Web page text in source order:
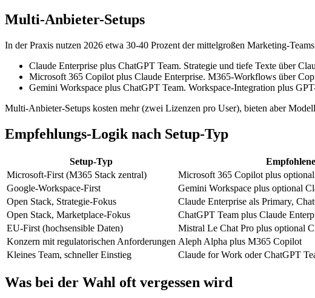
Multi-Anbieter-Setups
In der Praxis nutzen 2026 etwa 30-40 Prozent der mittelgroßen Marketing-
Claude Enterprise plus ChatGPT Team. Strategie und tiefe Texte über
Microsoft 365 Copilot plus Claude Enterprise. M365-Workflows über
Gemini Workspace plus ChatGPT Team. Workspace-Integration plus
Multi-Anbieter-Setups kosten mehr (zwei Lizenzen pro User), bieten aber
Empfehlungs-Logik nach Setup-Typ
Setup-Typ
Microsoft-First (M365 Stack zentral)
Microsoft 365 Copilot plus
Google-Workspace-First
Gemini Workspace plus optional
Open Stack, Strategie-Fokus
Claude Enterprise als Primary,
Open Stack, Marketplace-Fokus
ChatGPT Team plus Claude
EU-First (hochsensible Daten)
Mistral Le Chat Pro plus optional
Konzern mit regulatorischen Anforderungen Aleph Alpha plus M365 Copilot
Kleines Team, schneller Einstieg
Claude for Work oder ChatGPT
Was bei der Wahl oft vergessen wird